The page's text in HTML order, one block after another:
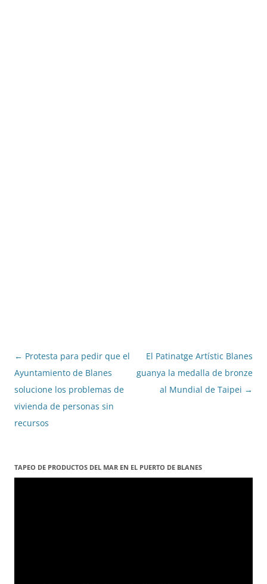
Navegació
per
les
entrades
← Protesta para pedir que el
Ayuntamiento de Blanes
solucione los problemas de
vivienda de personas sin
recursos
El Patinatge Artístic Blanes
guanya la medalla de bronze
al Mundial de Taipei →
TAPEO DE PRODUCTOS DEL MAR EN EL PUERTO DE BLANES
Reproductor